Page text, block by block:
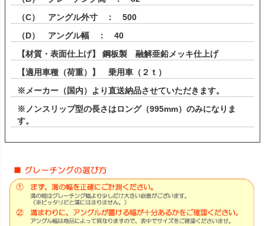
（C） アングル外寸 ： 500
（D） アングル幅 ： 40
【材質・表面仕上げ】 鋼板製 融解亜鉛メッキ仕上げ
【適用車種（荷重）】 乗用車（２ｔ）
※メーカー（国内）より直送納品させていただきます。
※ノンスリップ型の長さはロング（995mm）のみになりま
す。